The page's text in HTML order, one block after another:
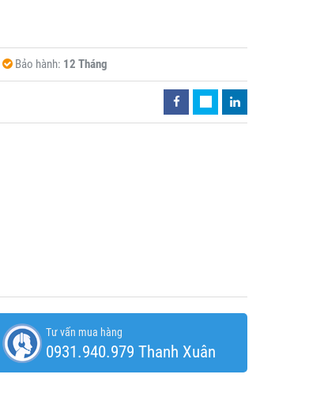
Bảo hành: 12 Tháng
Tư vấn mua hàng
0931.940.979 Thanh Xuân